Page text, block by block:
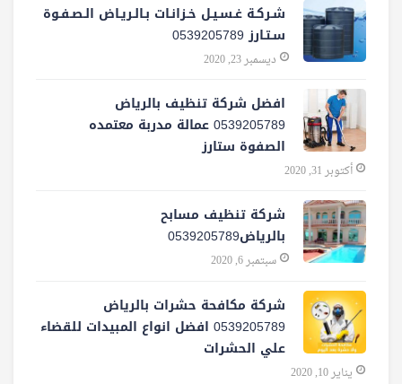
شـركـة غـسـيـل خـزانـات بـالـريـاض الـصـفـوة
سـتـارز 0539205789
ديسمبر 23, 2020
افضل شركة تنظيف بالرياض
0539205789 عمالة مدربة معتمده
الصفوة ستارز
أكتوبر 31, 2020
شركة تنظيف مسابح
بالرياض0539205789
سبتمبر 6, 2020
شركة مكافحة حشرات بالرياض
0539205789 افضل انواع المبيدات للقضاء
علي الحشرات
يناير 10, 2020